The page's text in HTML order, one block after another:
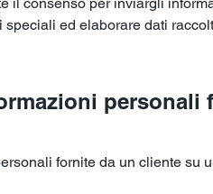
ed elaborare dati
fornite da un cliente